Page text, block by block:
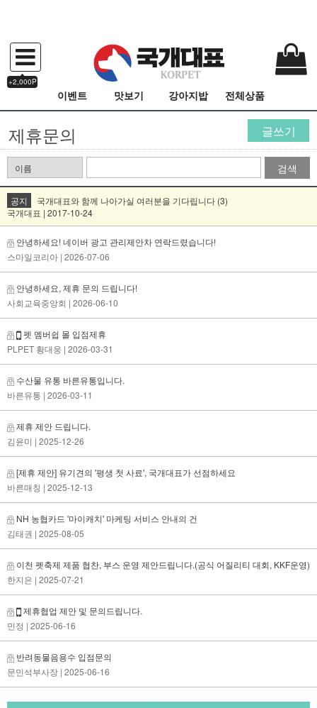
+2,000P
이벤트 맛보기 강아지밥 전체상품
제휴문의 글쓰기
검색
공지
국개대표와 함께 나아가실 여러분을 기다립니다 (3)
국개대표 | 2017-10-24
안녕하세요! 네이버 광고 관리제안차 연락드렸습니다!
스마일코리아 | 2026-07-06
안녕하세요, 제휴 문의 드립니다!
사회교육중앙회 | 2026-06-10
펫 멤버쉽 몰 입점제휴
PLPET 황대웅 | 2026-03-31
수산물 유통 바른유통입니다.
바른유통 | 2026-03-11
제휴 제안 드립니다.
김윤미 | 2025-12-26
[제휴 제안] 유기견의 '평생 첫 사료', 국개대표가 선점하세요
바른매칭 | 2025-12-13
NH 농협카드 '마이캐치' 마케팅 서비스 안내의 건
김태권 | 2025-08-05
이천 펫축제 제품 협찬, 부스 운영 제안드립니다.(공식 어질리티 대회, KKF운영)
한지은 | 2025-07-21
제휴협업 제안 및 문의드립니다.
민정 | 2025-06-16
반려동물음용수 입점문의
문민석부사장 | 2025-06-16